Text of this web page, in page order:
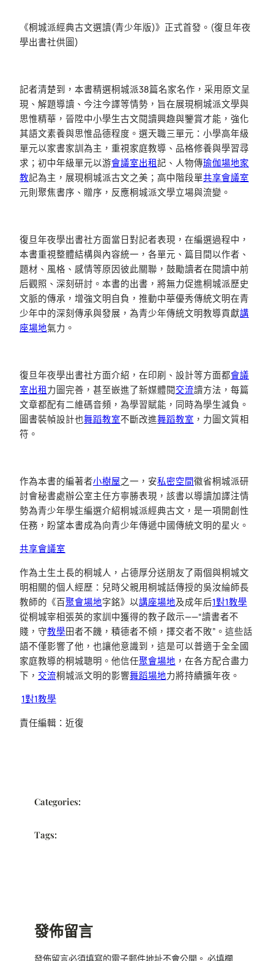
《桐城派經典古文選讀(青少年版)》正式首發。(復旦年夜
學出書社供圖)
記者清楚到，本書精選桐城派38篇名家名作，采用原文呈
現、解題導讀、今注今譯等情勢，旨在展現桐城派文學與
思惟精華，晉陞中小學生古文閱讀興趣與鑒賞才能，強化
其語文素養與思惟品德程度。選天職三單元：小學高年級
單元以家書家訓為主，重視家庭教導、品格修養與學習尋
求；初中年級單元以游會議室出租記、人物傳瑜伽場地家
教記為主，展現桐城派古文之美；高中階段單共享會議室
元則聚焦書序、贈序，反應桐城派文學立場與流變。
復旦年夜學出書社方面當日對記者表現，在編選過程中，
本書重視整體結構與內容統一，各單元、篇目間以作者、
題材、風格、感情等原因彼此關聯，鼓勵讀者在閱讀中前
后觀照、深刻研討。本書的出書，將無力促進桐城派歷史
文脈的傳承，增強文明自負，推動中華優秀傳統文明在青
少年中的深刻傳承與發展，為青少年傳統文明教導貢獻講
座場地氣力。
復旦年夜學出書社方面介紹，在印刷、設計等方面都會議
室出租力圖完善，甚至嵌進了新媒體閱交流讀方法，每篇
文章都配有二維碼音頻，為學習賦能，同時為學生減負。
圖書裝幀設計也舞蹈教室不斷改進舞蹈教室 ，力圖文質相
符。
作為本書的編著者小樹屋之一，安私密空間徽省桐城派研
討會秘書處辦公室主任方寧勝表現，該書以導讀加譯注情
勢為青少年學生編選介紹桐城派經典古文，是一項開創性
任務，盼望本書成為向青少年傳遞中國傳統文明的星火。
共享會議室
作為土生土長的桐城人，占德厚分送朋友了兩個與桐城文
明相關的個人經歷：兒時父親用桐城話傳授的吳汝綸師長
教師的《百聚會場地字銘》以講座場地及成年后1對1教學
從桐城宰相張英的家訓中獲得的教子啟示——“讀書者不
賤，守教學田者不饑，積德者不傾，擇交者不敗”。這些話
語不僅影響了他，也讓他意識到，這是可以普適于全全國
家庭教導的桐城聰明。他信任聚會場地 ，在各方配合盡力
下， 交流桐城派文明的影響舞蹈場地力將持續擴年夜。
1對1教學
責任編輯：近復
Categories:
Tags:
發佈留言
發佈留言必須填寫的電子郵件地址不會公開。 必填欄